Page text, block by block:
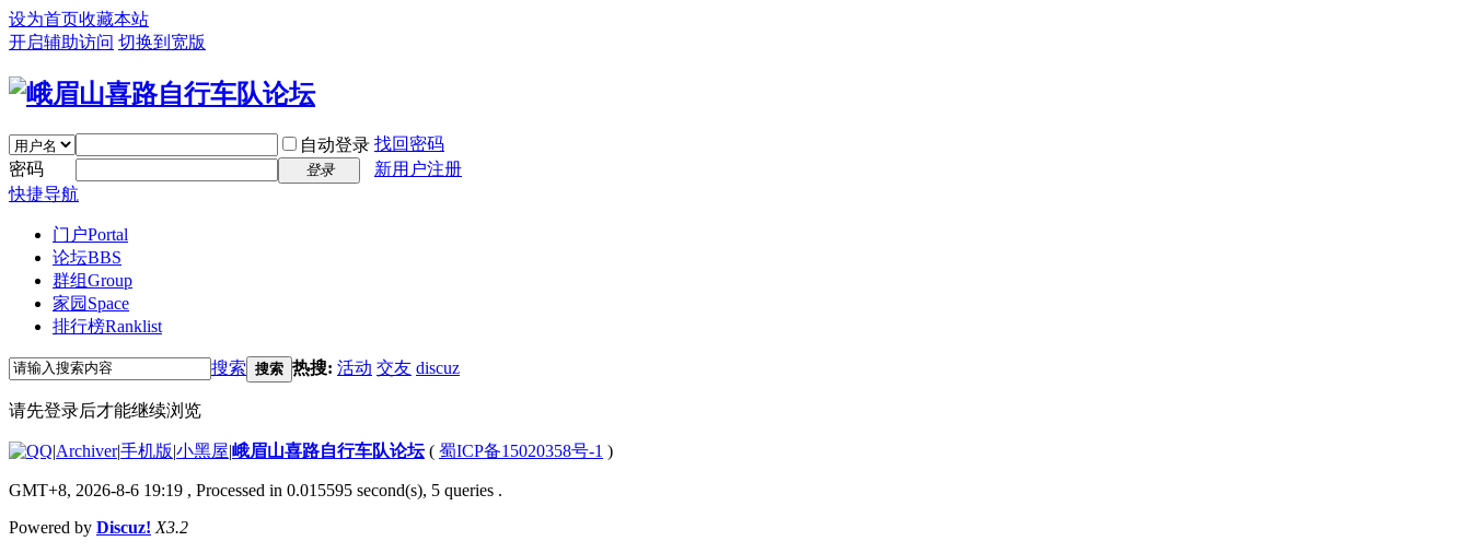
设为首页收藏本站
开启辅助访问 切换到宽版
自动登录 找回密码
密码
登录
新用户注册
快捷导航
门户Portal
论坛BBS
群组Group
家园 Space
排行榜Ranklist
搜索 搜索 热搜: 活动 交友 discuz
请先登录后才能继续浏览
|Archiver|手机版|小黑屋|峨眉山喜路自行车队论坛( 蜀ICP备15020358号-1 )
GMT+8, 2026-8-6 19:19 , Processed in 0.015595 second(s), 5 queries .
Powered by Discuz! X3.2